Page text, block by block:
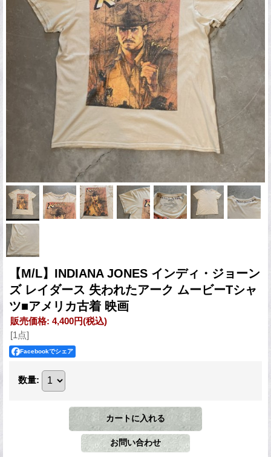
【M/L】INDIANA JONES インディ・ジョーン
ズ レイダース 失われたアーク ムービーTシャ
ツ■アメリカ古着 映画
販売価格: 4,400円(税込)
[1点]
Facebookでシェア
数量: